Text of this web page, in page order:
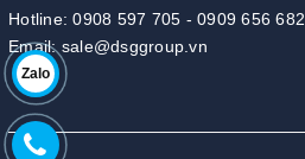
Zalo
Hotline:0908 597 705 - 0909 656 682
Email: sale@dsggroup.vn